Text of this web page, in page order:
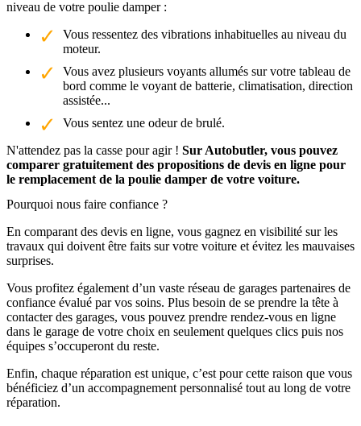
niveau de votre poulie damper :
Vous ressentez des vibrations inhabituelles au niveau du
moteur.
Vous avez plusieurs voyants allumés sur votre tableau de
bord comme le voyant de batterie, climatisation, direction
assistée...
Vous sentez une odeur de brulé.
N'attendez pas la casse pour agir ! Sur Autobutler, vous pouvez
comparer gratuitement des propositions de devis en ligne pour
le remplacement de la poulie damper de votre voiture.
Pourquoi nous faire confiance ?
En comparant des devis en ligne, vous gagnez en visibilité sur les
travaux qui doivent être faits sur votre voiture et évitez les mauvaises
surprises.
Vous profitez également d’un vaste réseau de garages partenaires de
confiance évalué par vos soins. Plus besoin de se prendre la tête à
contacter des garages, vous pouvez prendre rendez-vous en ligne
dans le garage de votre choix en seulement quelques clics puis nos
équipes s’occuperont du reste.
Enfin, chaque réparation est unique, c’est pour cette raison que vous
bénéficiez d’un accompagnement personnalisé tout au long de votre
réparation.